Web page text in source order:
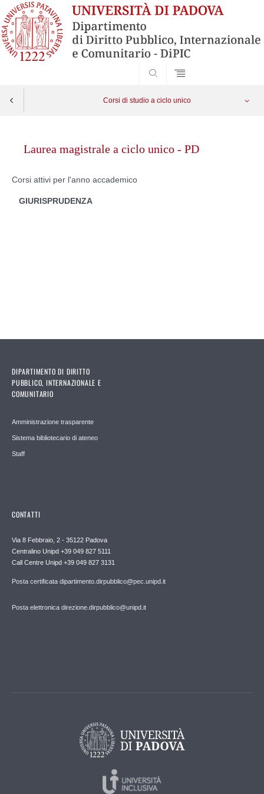
Corsi di studio a ciclo unico
Laurea magistrale a ciclo unico - PD
Corsi attivi per l'anno accademico
GIURISPRUDENZA
DIPARTIMENTO DI DIRITTO
PUBBLICO, INTERNAZIONALE E
COMUNITARIO
Amministrazione trasparente
Sistema bibliotecario di ateneo
Staff
CONTATTI
Via 8 Febbraio, 2 - 35122 Padova
Centralino Unipd +39 049 827 5111
Call Centre Unipd +39 049 827 3131
Posta certificata dipartimento.dirpubblico@pec.unipd.it
Posta elettronica direzione.dirpubblico@unipd.it